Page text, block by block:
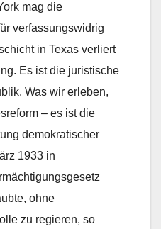
mag die
verfassungswidrig
in Texas verliert
Es ist die juristische
Was wir erleben,
– es ist die
demokratischer
1933 in
ohne
zu regieren, so